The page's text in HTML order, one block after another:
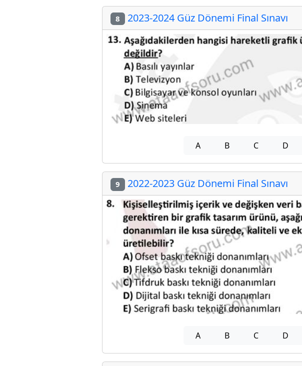
8 2023-2024 Güz Dönemi Final Sınavı
A B C D
9 2022-2023 Güz Dönemi Final Sınavı
A B C D